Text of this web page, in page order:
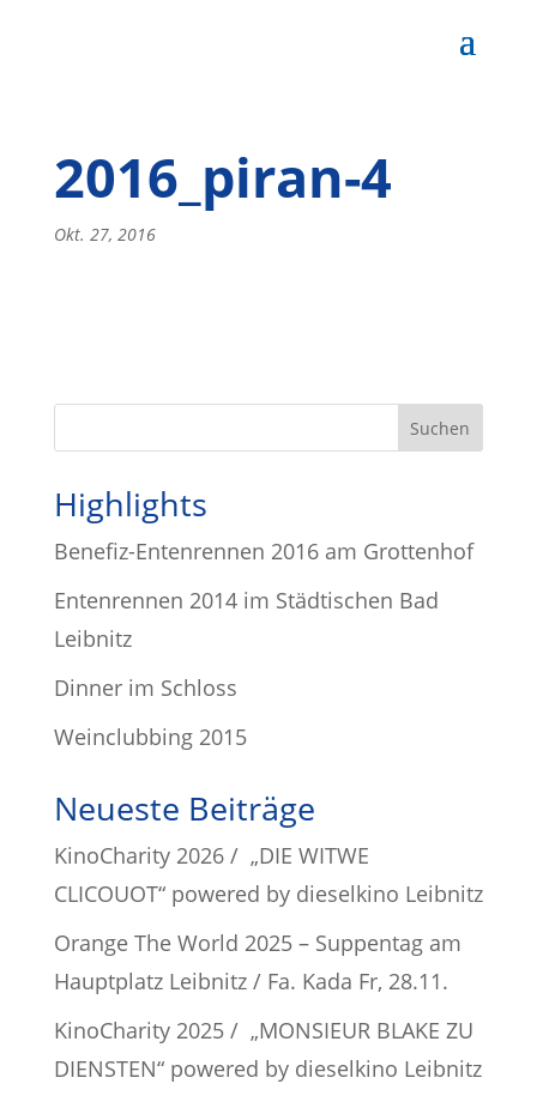
2016_piran-4
Okt. 27, 2016
Highlights
Benefiz-Entenrennen 2016 am Grottenhof
Entenrennen 2014 im Städtischen Bad
Leibnitz
Dinner im Schloss
Weinclubbing 2015
Neueste Beiträge
KinoCharity 2026 / „DIE WITWE
CLICOUOT“ powered by dieselkino Leibnitz
Orange The World 2025 – Suppentag am
Hauptplatz Leibnitz / Fa. Kada Fr, 28.11.
KinoCharity 2025 / „MONSIEUR BLAKE ZU
DIENSTEN“ powered by dieselkino Leibnitz